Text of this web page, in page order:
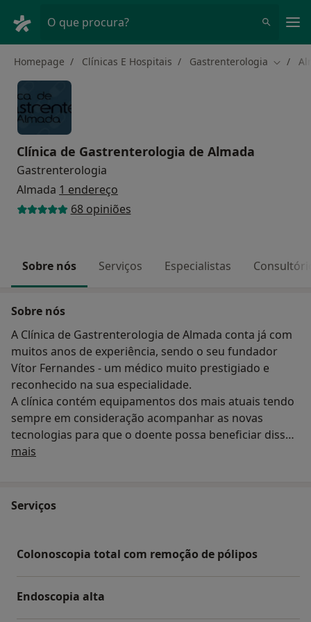
O que procura?
Homepage Clínicas E Hospitais Gastrenterologia Mudar
Clínica de Gastrenterologia de Almada
Gastrenterologia
Almada 1 endereço
68 opiniões
Sobre nós Serviços Especialistas
Sobre nós
A Clínica de Gastrenterologia de Almada conta já com
muitos anos de experiência, sendo o seu fundador
Vítor Fernandes - um médico muito prestigiado e
reconhecido na sua especialidade.
A clínica contém equipamentos dos mais atuais tendo
sempre em consideração acompanhar as novas
tecnologias para que o doente possa beneficiar disso.
Tem também uma excelente equipa de médicos e
rapidamente.
especialidades.
A clínica é reconhecida pela sua experiência e
enovação no tratamento da doença proctológica -
mais
Serviços
Colonoscopia total com remoção de pólipos
Endoscopia alta